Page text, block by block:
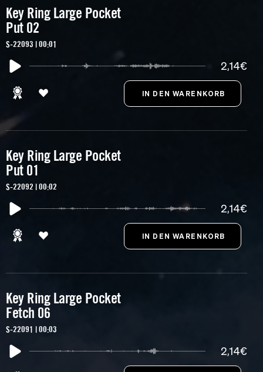
Key Ring Large Pocket
Put 02
S-22093 | 00:01
2,14€
Key Ring Large Pocket
Put 01
S-22092 | 00:02
2,14€
Key Ring Large Pocket
Fetch 06
S-22091 | 00:03
2,14€